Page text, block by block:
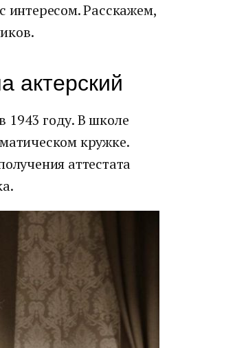
интересом. Расскажем,
актерский
1943 году. В школе
кружке.
аттестата